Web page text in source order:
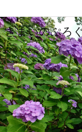
きまいのぷろ
おきらくごくらく